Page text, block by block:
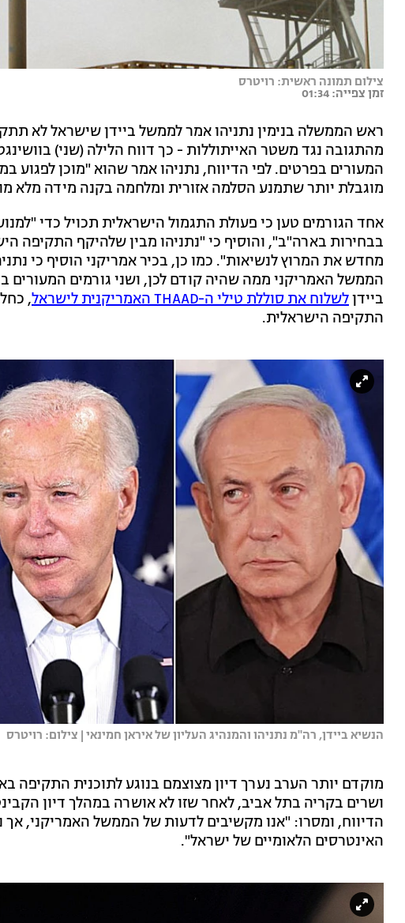
צילום תמונה ראשית: רויטרס
זמן צפייה: 01:34
ראש הממשלה בנימין נתניהו אמר לממשל ביידן שישראל לא
מהתגובה נגד משטר האייתוללות - כך דווח הלילה (שני)
המעורים בפרטים. לפי הדיווח, נתניהו אמר שהוא "מוכן לפגוע
מוגבלת יותר שתמנע הסלמה אזורית ומלחמה בקנה מידה מלא
אחד הגורמים טען כי פעולת התגמול הישראלית תכויל כדי
בבחירות בארה"ב", והוסיף כי "נתניהו מבין שלהיקף התקיפה
מחדש את המרוץ לנשיאות". כמו כן, בכיר אמריקני הוסיף כי
הממשל האמריקני ממה שהיה קודם לכן, ושני גורמים המעורים
ביידןלשלוח את סוללת טילי ה-THAAD האמריקנית לישראל
,
התקיפה הישראלית.
הנשיא ביידן, רה"מ נתניהו והמנהיג העליון של איראן חמינאי | צילום: רויטרס
מוקדם יותר הערב נערך דיון מצוצמם בנוגע לתוכנית
ושרים בקריה בתל אביב, לאחר שזו לא אושרה במהלך דיון
הדיווח, ומסרו: "אנו מקשיבים לדעות של הממשל האמריקני,
האינטרסים הלאומיים של ישראל".